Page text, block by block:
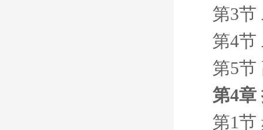
第3节
第4节
第5节
第4章
第1节